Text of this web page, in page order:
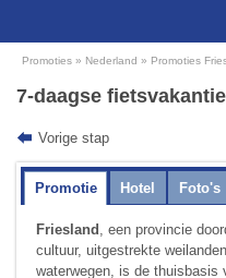
Promoties Nederland Promoties
7-daagse
Vorige stap
Promotie Hotel Foto's
Friesland , een provincie
cultuur, uitgestrekte
waterwegen, is de thuisbasis